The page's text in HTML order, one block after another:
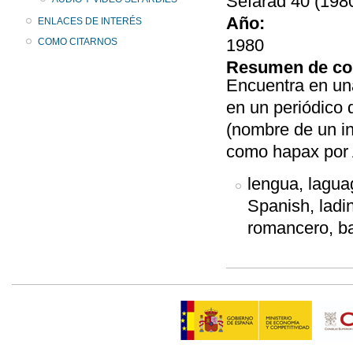
ENLACES DE INTERÉS
COMO CITARNOS
Año:
1980
Resumen de
Encuentra en
en un periódico
(nombre de un
como hapax
lengua,
Spanish,
romancero,